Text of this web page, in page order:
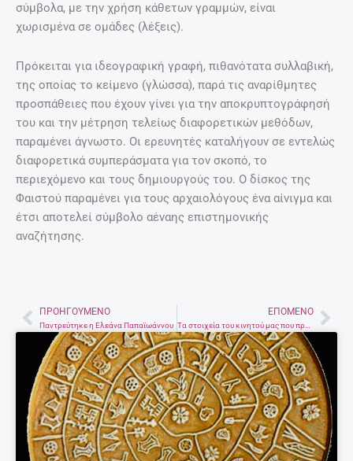
σύμβολα, με την χρήση κάθετων γραμμών, είναι
χωρισμένα σε ομάδες (λέξεις).
Πρόκειται για ιδεογραφική γραφή, πιθανότατα συλλαβική,
της οποίας το κείμενο (γλώσσα), παρά τις αναρίθμητες
προσπάθειες που έχουν γίνει για την αποκρυπτογράφησή
του και την μέτρηση τελείως διαφορετικών μεθόδων,
παραμένει άγνωστο. Οι ερευνητές καταλήγουν σε εντελώς
διαφορετικά συμπεράσματα για τον σκοπό, το
περιεχόμενο και τους δημιουργούς του. Ο δίσκος της
Φαιστού παραμένει για τους αρχαιολόγους ένα αίνιγμα και
έτσι αποτελεί σύμβολο αέναης επιστημονικής
αναζήτησης.
Prev
ΠΡΟΗΓΟΎΜΕΝΟ
Παντρεύτηκε η Ελεάνα Παπαϊωάννου
ΕΠΌΜΕΝΟ
Τα στοιχεία του κινητού μας που πρέπει να ξέρουμε σε περίπτωση κλοπής